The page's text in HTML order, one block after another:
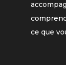
ce que